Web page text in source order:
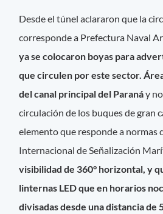
Desde el túnel aclararon que la
corresponde a Prefectura Naval
ya se colocaron boyas para
que circulen por este sector.
del canal principal del Paranáy
circulación de los buques de gran
elemento que responde a normas
Internacional de Señalización
visibilidad de 360° horizontal, y
linternas LED que en horarios
divisadas desde una distancia de